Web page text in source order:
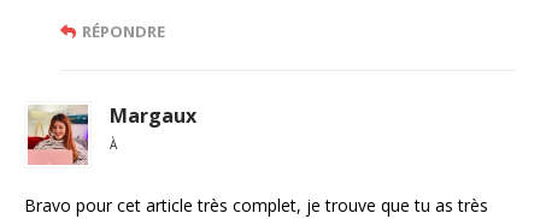
RÉPONDRE
Margaux
À
Bravo pour cet article très complet, je trouve que tu as très